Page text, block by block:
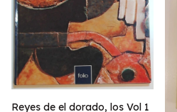
Reyes de el dorado, los Vol 1